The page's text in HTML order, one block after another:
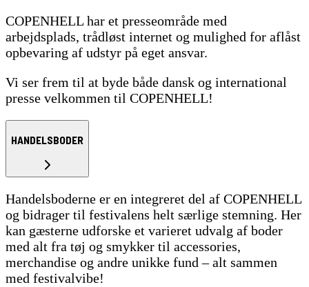
COPENHELL har et presseområde med
arbejdsplads, trådløst internet og mulighed for aflåst
opbevaring af udstyr på eget ansvar.
Vi ser frem til at byde både dansk og international
presse velkommen til COPENHELL!
HANDELSBODER
Handelsboderne er en integreret del af COPENHELL
og bidrager til festivalens helt særlige stemning. Her
kan gæsterne udforske et varieret udvalg af boder
med alt fra tøj og smykker til accessories,
merchandise og andre unikke fund – alt sammen
med festivalvibe!